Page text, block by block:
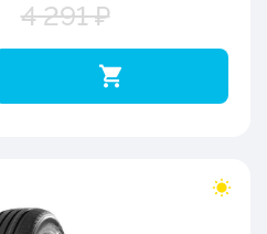
4 291 ₽